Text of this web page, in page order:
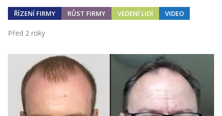
ŘÍZENÍ FIRMY RŮST FIRMY VEDENÍ LIDÍ VIDEO
Před 2 roky